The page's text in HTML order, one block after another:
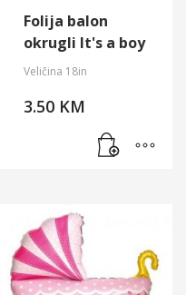
Folija balon
okrugli It's a boy
Veličina 18in
3.50 KM